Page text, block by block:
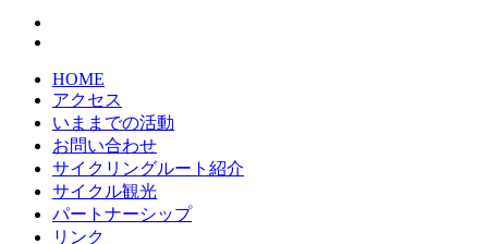
HOME
アクセス
いままでの活動
お問い合わせ
サイクリングルート紹介
サイクル観光
パートナーシップ
リンク